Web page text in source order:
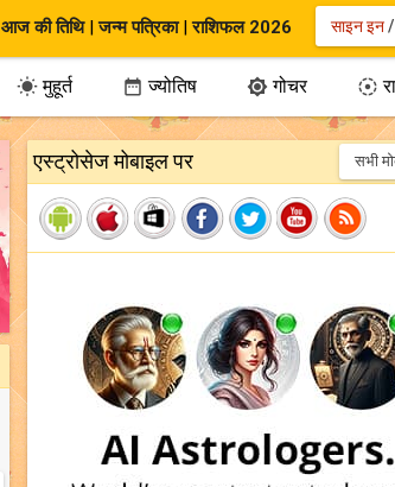
आज की तिथि|जन्म पत्रिका|राशिफल 2026 साइन इन/
मुहूर्त  ज्योतिष  गोचर 
एस्ट्रोसेज मोबाइल पर सभी